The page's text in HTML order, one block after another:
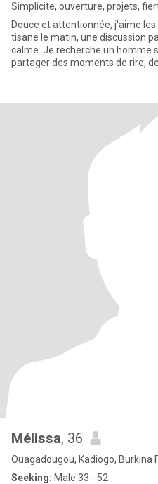
Simplicite, ouverture, projets,
Douce et attentionnée, j'aime
tisane le matin, une discussion
calme. Je recherche un homme
partager des moments de rire,
Mélissa, 36
Ouagadougou, Kadiogo, Burkina
Seeking: Male 33 - 52